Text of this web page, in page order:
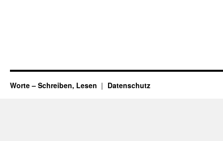
Worte – Schreiben, Lesen Datenschutz